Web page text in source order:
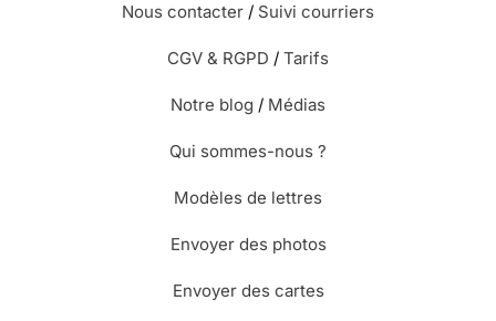
Nous contacter / Suivi courriers
CGV & RGPD / Tarifs
Notre blog / Médias
Qui sommes-nous ?
Modèles de lettres
Envoyer des photos
Envoyer des cartes